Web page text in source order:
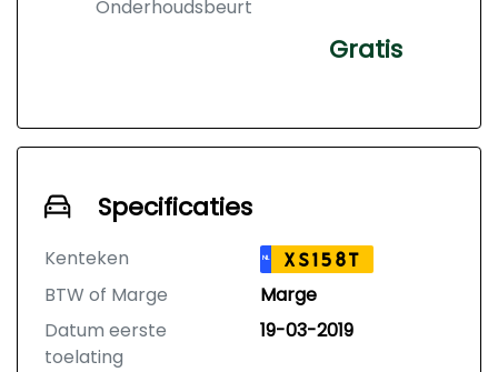
Onderhoudsbeurt
Gratis
Specificaties
Kenteken NL XS158T
BTW of Marge
Marge
Datum eerste
toelating
19-03-2019